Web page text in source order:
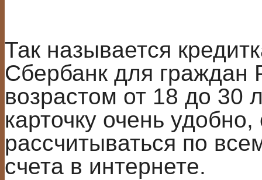
Так называется
Сбербанк для граждан
возрастом от 18 до 30
карточку очень
рассчитываться по
счета в интернете.